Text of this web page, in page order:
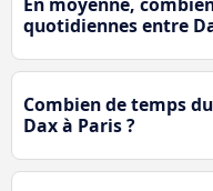
quotidiennes entre
Combien de temps
Dax à Paris ?